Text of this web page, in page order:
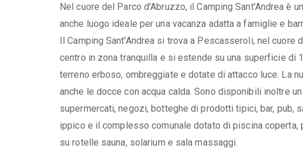
Nel cuore del Parco d'Abruzzo, il Camping Sant'Andrea è
anche luogo ideale per una vacanza adatta a famiglie e
Il Camping Sant'Andrea si trova a Pescasseroli, nel
centro in zona tranquilla e si estende su una superficie
terreno erboso, ombreggiate e dotate di attacco luce. La
anche le docce con acqua calda. Sono disponibili inoltre
supermercati, negozi, botteghe di prodotti tipici, bar, pub,
ippico e il complesso comunale dotato di piscina
su rotelle sauna, solarium e sala massaggi.